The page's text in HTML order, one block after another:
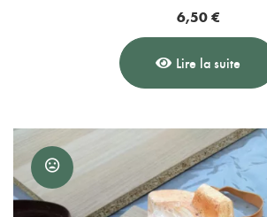
6,50€
Lire la suite